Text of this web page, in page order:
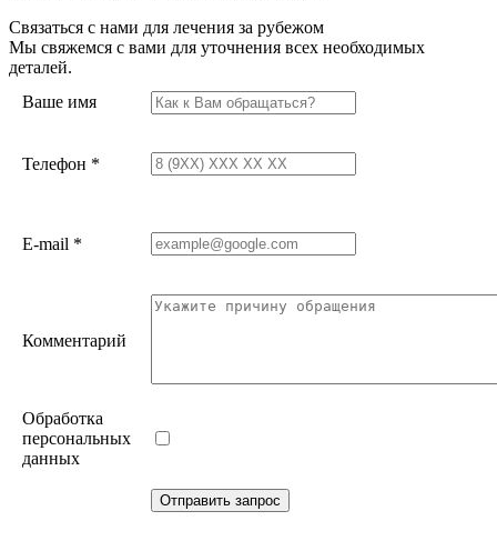
Связаться с нами для лечения за рубежом
Мы свяжемся с вами для уточнения всех необходимых
деталей.
Ваше имя
Телефон *
E-mail *
Комментарий
Обработка
персональных
данных